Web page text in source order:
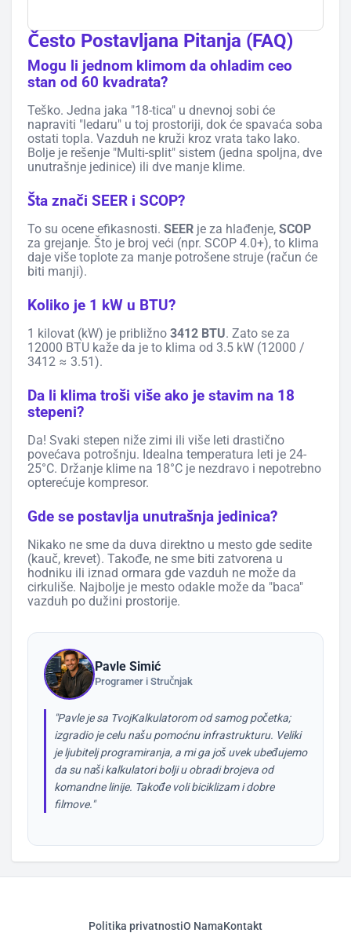
Često Postavljana Pitanja (FAQ)
Mogu li jednom klimom da ohladim ceo
stan od 60 kvadrata?
Teško. Jedna jaka "18-tica" u dnevnoj sobi će
napraviti "ledaru" u toj prostoriji, dok će spavaća soba
ostati topla. Vazduh ne kruži kroz vrata tako lako.
Bolje je rešenje "Multi-split" sistem (jedna spoljna, dve
unutrašnje jedinice) ili dve manje klime.
Šta znači SEER i SCOP?
To su ocene efikasnosti. SEER je za hlađenje, SCOP
za grejanje. Što je broj veći (npr. SCOP 4.0+), to klima
daje više toplote za manje potrošene struje (račun će
biti manji).
Koliko je 1 kW u BTU?
1 kilovat (kW) je približno 3412 BTU. Zato se za
12000 BTU kaže da je to klima od 3.5 kW (12000 /
3412 ≈ 3.51).
Da li klima troši više ako je stavim na 18
stepeni?
Da! Svaki stepen niže zimi ili više leti drastično
povećava potrošnju. Idealna temperatura leti je 24-
25°C. Držanje klime na 18°C je nezdravo i nepotrebno
opterećuje kompresor.
Gde se postavlja unutrašnja jedinica?
Nikako ne sme da duva direktno u mesto gde sedite
(kauč, krevet). Takođe, ne sme biti zatvorena u
hodniku ili iznad ormara gde vazduh ne može da
cirkuliše. Najbolje je mesto odakle može da "baca"
vazduh po dužini prostorije.
Pavle Simić
Programer i Stručnjak
"Pavle je sa TvojKalkulatorom od samog početka;
izgradio je celu našu pomoćnu infrastrukturu. Veliki
je ljubitelj programiranja, a mi ga još uvek ubeđujemo
da su naši kalkulatori bolji u obradi brojeva od
komandne linije. Takođe voli biciklizam i dobre
filmove."
Politika privatnostiO NamaKontakt